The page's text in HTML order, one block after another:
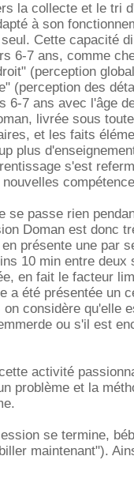
la collecte et le tri
à son
Cette capacité
6-7 ans, comme
(perception
(perception des
6-7 ans avec l'âge
livrée sous
et les faits
plus
s'est
se passe rien
Doman est donc
présente une par
10 min entre deux
en fait le facteur
a été présentée un
considère qu'elle
ou s'il est
activité
problème et la
se termine,
maintenant").